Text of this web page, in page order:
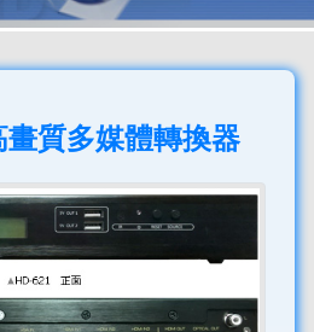
質多媒體轉換器